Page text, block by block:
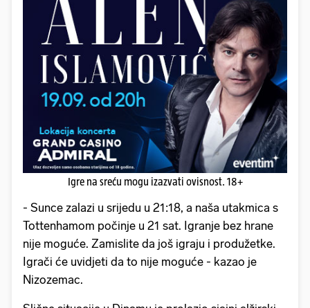
Igre na sreću mogu izazvati ovisnost. 18+
- Sunce zalazi u srijedu u 21:18, a naša utakmica s
Tottenhamom počinje u 21 sat. Igranje bez hrane
nije moguće. Zamislite da još igraju i produžetke.
Igrači će uvidjeti da to nije moguće - kazao je
Nizozemac.